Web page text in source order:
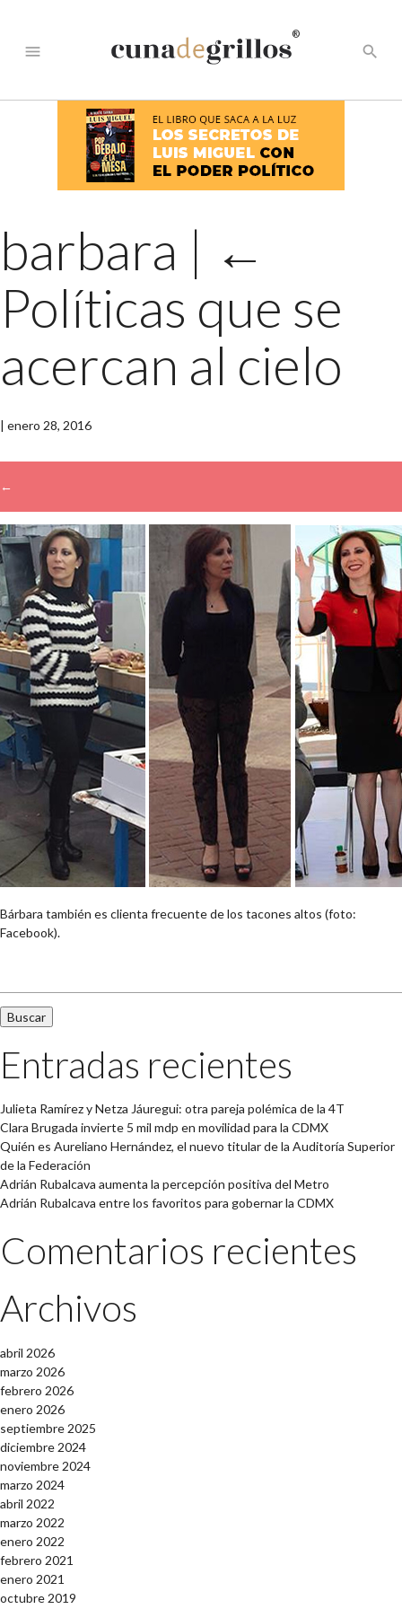
menu
®
search
barbara | ←
Políticas que se
acercan al cielo
| enero 28, 2016
←
→
Bárbara también es clienta frecuente de los tacones altos (foto:
Facebook).
Entradas recientes
Julieta Ramírez y Netza Jáuregui: otra pareja polémica de la 4T
Clara Brugada invierte 5 mil mdp en movilidad para la CDMX
Quién es Aureliano Hernández, el nuevo titular de la Auditoría Superior
de la Federación
Adrián Rubalcava aumenta la percepción positiva del Metro
Adrián Rubalcava entre los favoritos para gobernar la CDMX
Comentarios recientes
Archivos
abril 2026
marzo 2026
febrero 2026
enero 2026
septiembre 2025
diciembre 2024
noviembre 2024
marzo 2024
abril 2022
marzo 2022
enero 2022
febrero 2021
enero 2021
octubre 2019